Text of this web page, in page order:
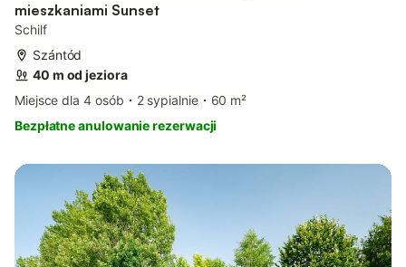
mieszkaniami Sunset
Schilf
Szántód
40 m od jeziora
Miejsce dla 4 osób
2 sypialnie
60 m²
Bezpłatne anulowanie rezerwacji